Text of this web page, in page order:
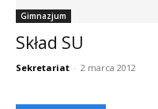
Gimnazjum
Skład SU
Sekretariat - 2 marca 2012